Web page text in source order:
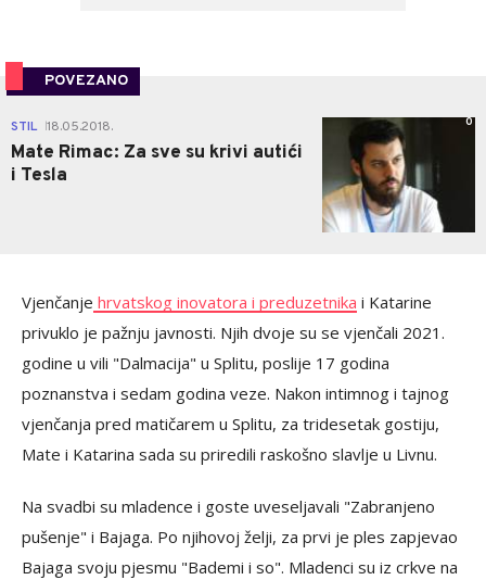
POVEZANO
STIL 18.05.2018.
Mate Rimac: Za sve su krivi autići
i Tesla
0
Vjenčanje hrvatskog inovatora i preduzetnika i Katarine
privuklo je pažnju javnosti. Njih dvoje su se vjenčali 2021.
godine u vili "Dalmacija" u Splitu, poslije 17 godina
poznanstva i sedam godina veze. Nakon intimnog i tajnog
vjenčanja pred matičarem u Splitu, za tridesetak gostiju,
Mate i Katarina sada su priredili raskošno slavlje u Livnu.
Na svadbi su mladence i goste uveseljavali "Zabranjeno
pušenje" i Bajaga. Po njihovoj želji, za prvi je ples zapjevao
Bajaga svoju pjesmu "Bademi i so". Mladenci su iz crkve na